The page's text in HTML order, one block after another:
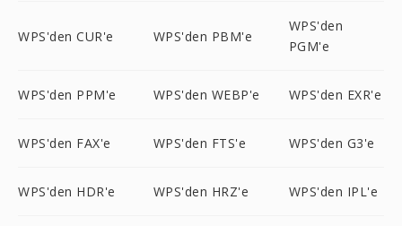
WPS'den CUR'e WPS'den PBM'e
WPS'den
PGM'e
WPS'den PPM'e WPS'den WEBP'e WPS'den EXR'e
WPS'den FAX'e WPS'den FTS'e WPS'den G3'e
WPS'den HDR'e WPS'den HRZ'e WPS'den IPL'e